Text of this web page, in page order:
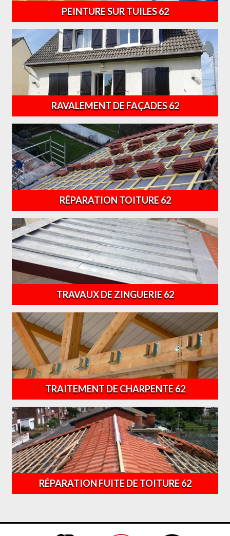
PEINTURE SUR TUILES 62
RAVALEMENT DE FAÇADES 62
RÉPARATION TOITURE 62
TRAVAUX DE ZINGUERIE 62
TRAITEMENT DE CHARPENTE 62
RÉPARATION FUITE DE TOITURE 62